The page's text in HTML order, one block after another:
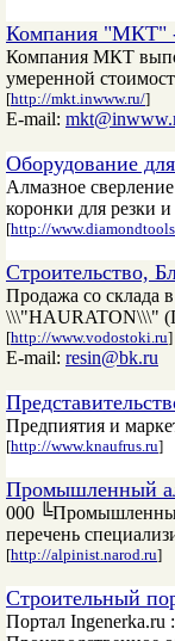
Компания "МКТ" -
Компания МКТ
умеренной
[http://mkt.inwww.ru/]
E-mail:
Оборудование
Алмазное
коронки для резки
[http://
Строительство,
Продажа со склада
\\\"HAURATON\\\"
[http://www.vodostoki.ru]
E-mail: resin@bk.ru
Предпиятия и
[http://www.knaufrus.ru]
Промышленный
000
перечень
[http://alpinist.narod.ru]
Строительный
Портал